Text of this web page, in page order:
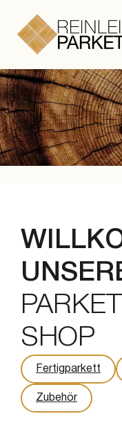
Zum Hauptinhalt
Zum Footer springen
SHOP
Fertigparkett
Zubehör